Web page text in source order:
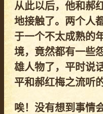
从此以后，他和郝
地接触了。两个人
于一个不太成熟的
境，竟然都有一些
雄人物了，平时说
平和郝红梅之流听的
唉！没有想到事情